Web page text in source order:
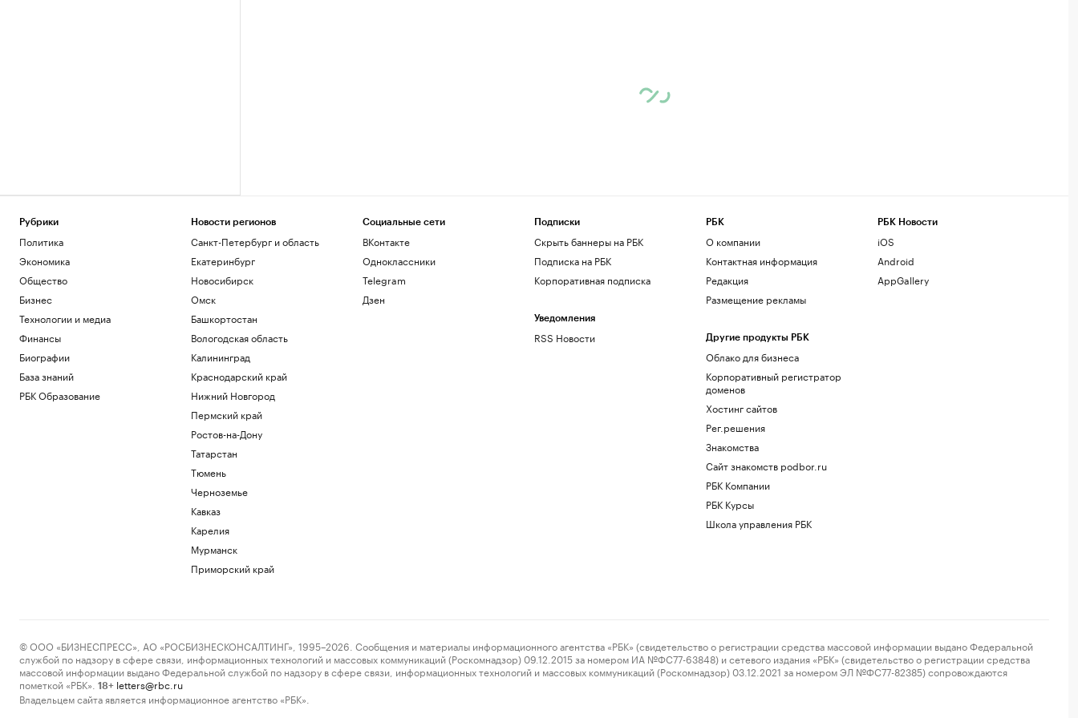
Рубрики
Политика
Экономика
Общество
Бизнес
Технологии и медиа
Финансы
Биографии
База знаний
РБК Образование
Новости регионов
Санкт-Петербург и область
Екатеринбург
Новосибирск
Омск
Башкортостан
Вологодская область
Калининград
Краснодарский край
Нижний Новгород
Пермский край
Ростов-на-Дону
Татарстан
Тюмень
Черноземье
Кавказ
Карелия
Мурманск
Приморский край
Социальные сети
ВКонтакте
Одноклассники
Telegram
Дзен
Подписки
Скрыть баннеры на РБК
Подписка на РБК
Корпоративная подписка
Уведомления
RSS Новости
РБК
О компании
Контактная информация
Редакция
Размещение рекламы
Другие продукты РБК
Облако для бизнеса
Корпоративный регистратор
доменов
Хостинг сайтов
Рег.решения
Знакомства
Сайт знакомств podbor.ru
РБК Компании
РБК Курсы
Школа управления РБК
РБК Новости
iOS
Android
AppGallery
© ООО «БИЗНЕСПРЕСС», АО «РОСБИЗНЕСКОНСАЛТИНГ», 1995–2026. Сообщения и материалы информационного агентства «РБК» (свидетельство о регистрации средства массовой информации выдано Федеральной
службой по надзору в сфере связи, информационных технологий и массовых коммуникаций (Роскомнадзор) 09.12.2015 за номером ИА №ФС77-63848) и сетевого издания «РБК» (свидетельство о регистрации средства
массовой информации выдано Федеральной службой по надзору в сфере связи, информационных технологий и массовых коммуникаций (Роскомнадзор) 03.12.2021 за номером ЭЛ №ФС77-82385) сопровождаются
пометкой «РБК».
18+ letters@rbc.ru
Владельцем сайта является информационное агентство «РБК».